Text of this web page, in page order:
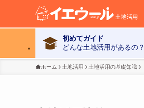
初めてガイド
どんな土地活用があるの？
ホーム 土地活用 土地活用の基礎知識